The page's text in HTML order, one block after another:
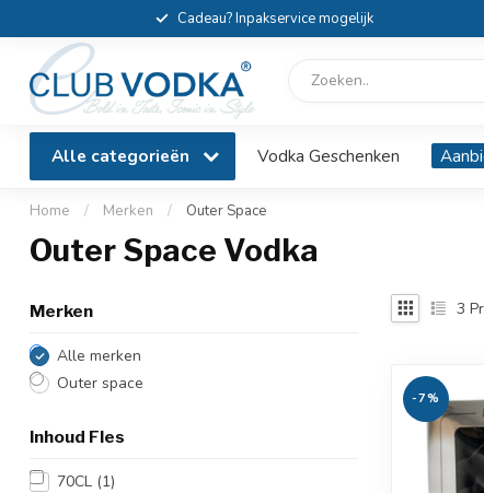
Cadeau? Inpakservice mogelijk
Alle categorieën Vodka Geschenken
Home / Merken / Outer Space
Outer Space Vodka
Merken
Alle merken
Outer space
Inhoud Fles
70CL (1)
3
-7%